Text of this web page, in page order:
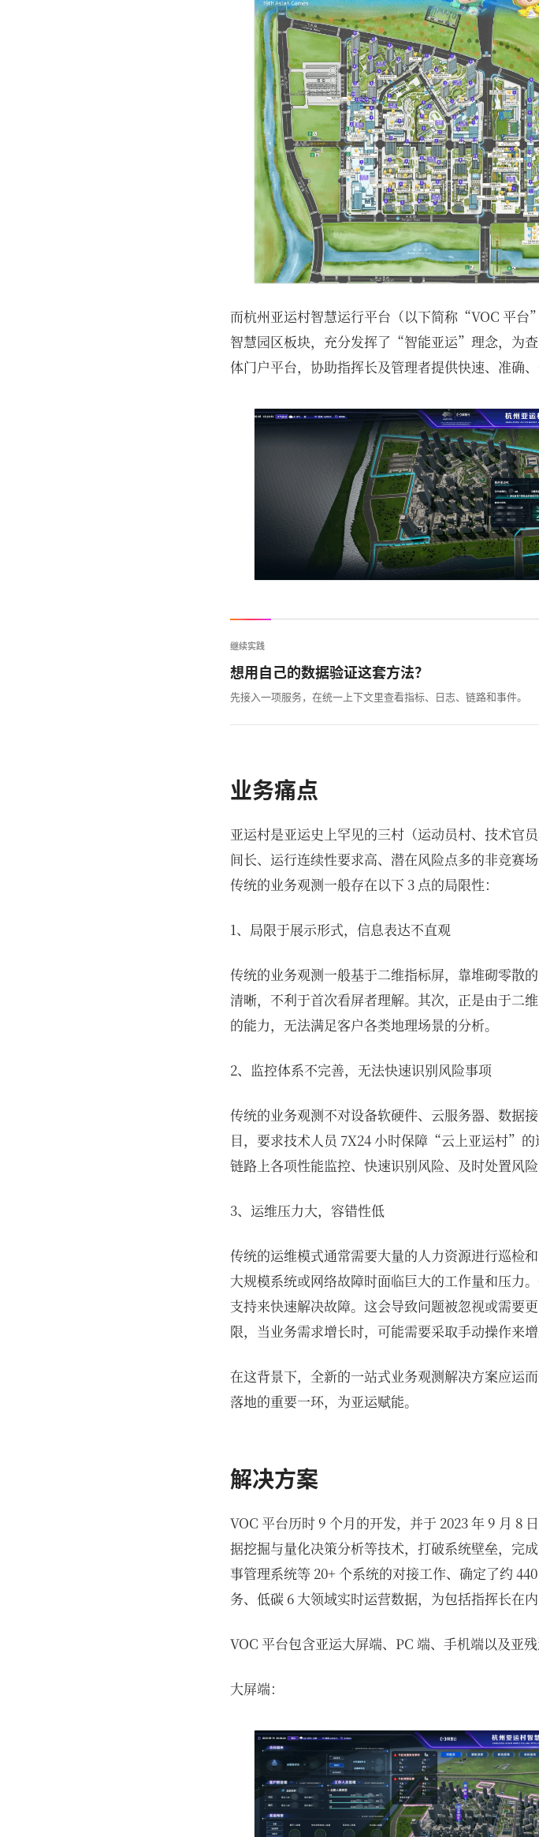
而杭州亚运村智慧运行平台（以下简称“VOC 平
智慧园区板块，充分发挥了“智能亚运”理念，为
体门户平台，协助指挥长及管理者提供快速、准确、
继续实践
想用自己的数据验证这套方法？
先接入一项服务，在统一上下文里查看指标、日志、链路和事件。
业务痛点
亚运村是亚运史上罕见的三村（运动员村、技术官
间长、运行连续性要求高、潜在风险点多的非竞赛
传统的业务观测一般存在以下 3 点的局限性：
1、局限于展示形式，信息表达不直观
传统的业务观测一般基于二维指标屏，靠堆砌零散
清晰，不利于首次看屏者理解。其次，正是由于二
的能力，无法满足客户各类地理场景的分析。
2、监控体系不完善，无法快速识别风险事项
传统的业务观测不对设备软硬件、云服务器、数据
目，要求技术人员 7X24 小时保障“云上亚运村”
链路上各项性能监控、快速识别风险、及时处置风
3、运维压力大，容错性低
传统的运维模式通常需要大量的人力资源进行巡检
大规模系统或网络故障时面临巨大的工作量和压力
支持来快速解决故障。这会导致问题被忽视或需要
限，当业务需求增长时，可能需要采取手动操作来
在这背景下，全新的一站式业务观测解决方案应运
落地的重要一环，为亚运赋能。
解决方案
VOC 平台历时 9 个月的开发，并于 2023 年 9 月 8
据挖掘与量化决策分析等技术，打破系统壁垒，完
事管理系统等 20+ 个系统的对接工作、确定了约
务、低碳 6 大领域实时运营数据，为包括指挥长在
VOC 平台包含亚运大屏端、PC 端、手机端以及亚
大屏端：